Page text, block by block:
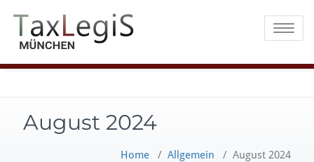
Toggle
August 2024
Home / Allgemein / August 2024